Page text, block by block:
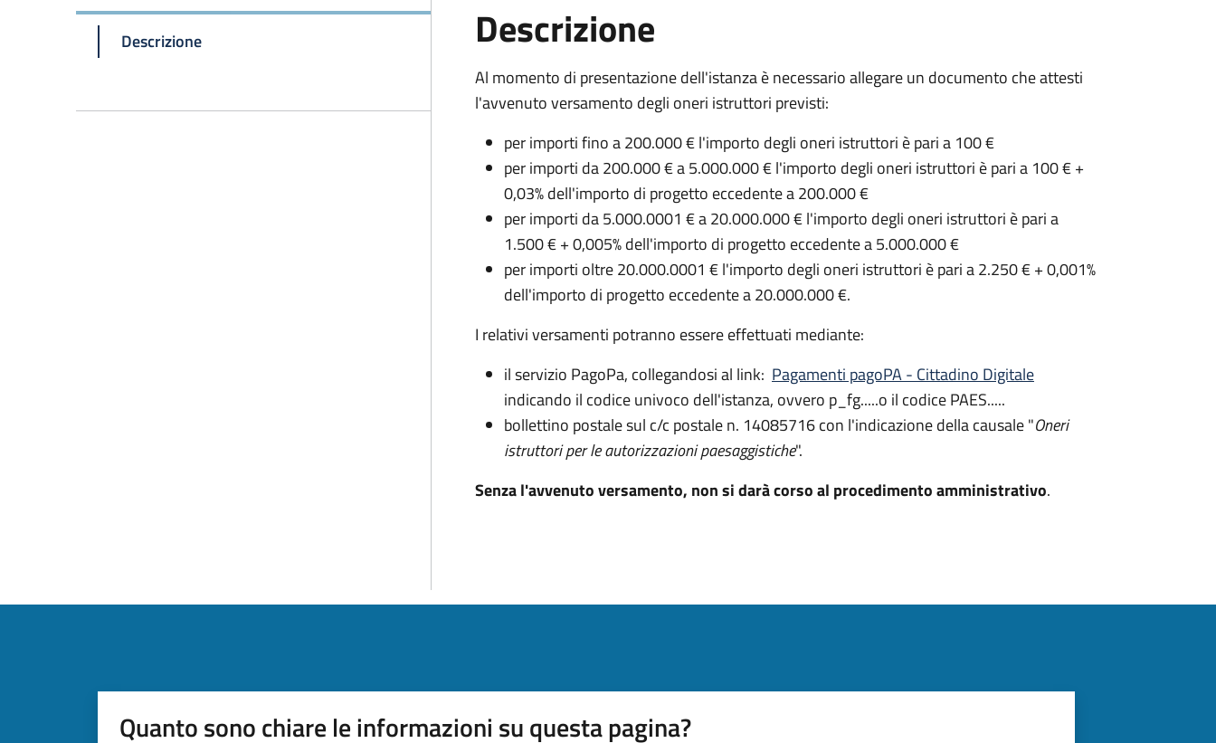
Descrizione Descrizione
Al momento di presentazione dell'istanza è necessario allegare un documento che attesti
l'avvenuto versamento degli oneri istruttori previsti:
per importi fino a 200.000 € l'importo degli oneri istruttori è pari a 100 €
per importi da 200.000 € a 5.000.000 € l'importo degli oneri istruttori è pari a 100 € +
0,03% dell'importo di progetto eccedente a 200.000 €
per importi da 5.000.0001 € a 20.000.000 € l'importo degli oneri istruttori è pari a
1.500 € + 0,005% dell'importo di progetto eccedente a 5.000.000 €
per importi oltre 20.000.0001 € l'importo degli oneri istruttori è pari a 2.250 € + 0,001%
dell'importo di progetto eccedente a 20.000.000 €.
I relativi versamenti potranno essere effettuati mediante:
il servizio PagoPa, collegandosi al link: Pagamenti pagoPA - Cittadino Digitale
indicando il codice univoco dell'istanza, ovvero p_fg.....o il codice PAES.....
bollettino postale sul c/c postale n. 14085716 con l'indicazione della causale "Oneri
istruttori per le autorizzazioni paesaggistiche".
Senza l'avvenuto versamento, non si darà corso al procedimento amministrativo.
Quanto sono chiare le informazioni su questa pagina?